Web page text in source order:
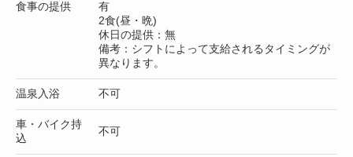
食事の提供
有
2食(昼・晩)
休日の提供：無
備考：シフトによって支給されるタイミングが
異なります。
温泉入浴 不可
車・バイク持
込
不可